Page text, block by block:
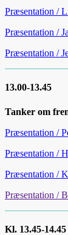
Præsentation /
Præsentation /
Præsentation /
13.00-13.45
Tanker om
Præsentation /
Præsentation /
Præsentation /
Præsentation /
Kl. 13.45-14.45